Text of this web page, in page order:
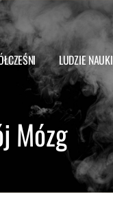
LUDZIE NAUKI
Mózg